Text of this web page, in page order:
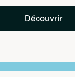
Découvrir